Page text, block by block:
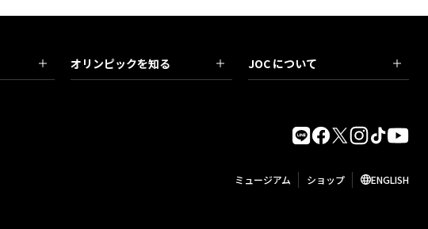
オリンピックを知る JOC について
ミュージアム ショップ ENGLISH